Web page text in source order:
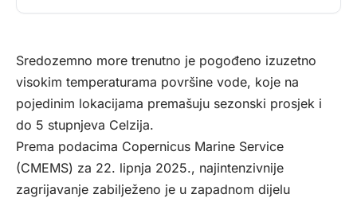
Sredozemno more trenutno je pogođeno izuzetno
visokim temperaturama površine vode, koje na
pojedinim lokacijama premašuju sezonski prosjek i
do 5 stupnjeva Celzija.
Prema podacima Copernicus Marine Service
(CMEMS) za 22. lipnja 2025., najintenzivnije
zagrijavanje zabilježeno je u zapadnom dijelu